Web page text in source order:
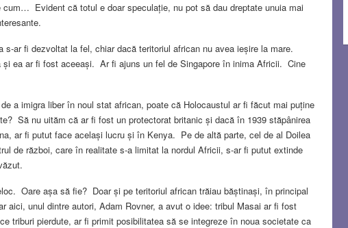
Evident că totul e doar speculație, nu pot să dau dreptate unuia mai
s-ar fi dezvoltat la fel, chiar dacă teritoriul african nu avea ieșire la mare.
și ea ar fi fost aceeași. Ar fi ajuns un fel de Singapore în inima Africii. Cine
a imigra liber în noul stat african, poate că Holocaustul ar fi făcut mai puține
Să nu uităm că ar fi fost un protectorat britanic și dacă în 1939 stăpânirea
ar fi putut face același lucru și în Kenya. Pe de altă parte, cel de al Doilea
de război, care în realitate s-a limitat la nordul Africii, s-ar fi putut extinde
Oare așa să fie? Doar și pe teritoriul african trăiau băștinași, în principal
aici, unul dintre autori, Adam Rovner, a avut o idee: tribul Masai ar fi fost
triburi pierdute, ar fi primit posibilitatea să se integreze în noua societate ca